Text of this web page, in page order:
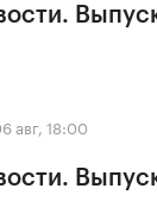
авг, 18:00